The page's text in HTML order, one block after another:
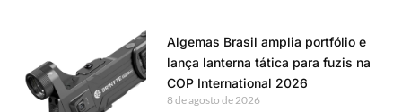
Algemas Brasil amplia portfólio e
lança lanterna tática para fuzis na
COP International 2026
8 de agosto de 2026